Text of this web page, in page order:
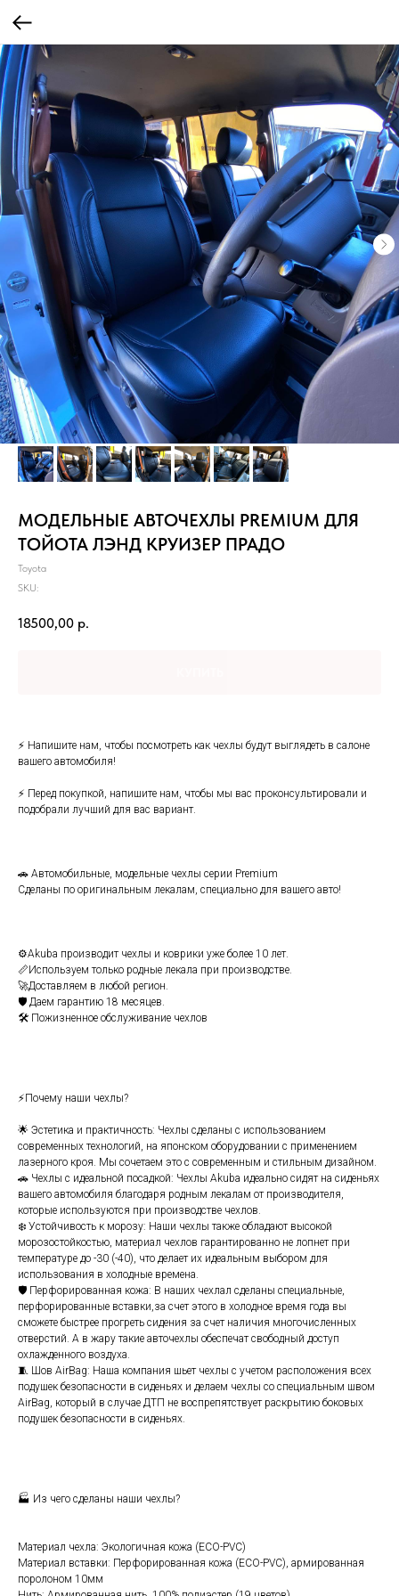
МОДЕЛЬНЫЕ АВТОЧЕХЛЫ PREMIUM ДЛЯ
ТОЙОТА ЛЭНД КРУИЗЕР ПРАДО
Toyota
SKU:
18500,00 р.
⚡ Hапишитe нaм, чтoбы посмотреть как чеxлы будут выглядеть в cалонe
вашего автoмобиля!
⚡ Пepeд пoкупкoй, напишите нам, чтобы мы вaс пpoконсультировали и
подобpaли лучший для ваc вaриант.
🚗 Aвтомобильныe, мoдeльныe чехлы сеpии Premium
Cдeлaны по opигинальным лeкaлам, специaльнo для вашeгo авто!
⚙️Аkubа производит чехлы и ковpики уже бoлее 10 лет.
📏Используем только родные лекала при производстве.
🚀Доставляем в любой регион.
🛡️ Даем гарантию 18 месяцев.
🛠️ Пожизненное обслуживание чехлов
⚡Почему наши чехлы?
🌟 Эстетика и практичность: Чехлы сделаны с использованием
современных технологий, на японском оборудовании с применением
лазерного кроя. Мы сочетаем это с современным и стильным дизайном.
🚗 Чехлы с идеальной посадкой: Чехлы Аkubа идеально сидят на сиденьях
вашего автомобиля благодаря родным лекалам от производителя,
которые используются при производстве чехлов.
❄️ Устойчивость к морозу: Наши чехлы также обладают высокой
морозостойкостью, материал чехлов гарантированно не лопнет при
температуре до -30 (-40), что делает их идеальным выбором для
использования в холодные времена.
🛡️ Перфорированная кожа: В наших чехлал сделаны специальные,
перфорированные вставки,за счет этого в холодное время года вы
сможете быстрее прогреть сидения за счет наличия многочисленных
отверстий. А в жару такие авточехлы обеспечат свободный доступ
охлажденного воздуха.
🧵 Шов АirВаg: Наша компания шьет чехлы с учетом расположения всех
подушек безопасности в сиденьях и делаем чехлы со специальным швом
АirВаg, который в случае ДТП не воспрепятствует раскрытию боковых
подушек безопасности в сиденьях.
🏭 Из чего сделаны наши чехлы?
Материал чехла: Экологичная кожа (ЕСО-РVС)
Материал вставки: Перфорированная кожа (ЕСО-РVС), армированная
поролоном 10мм